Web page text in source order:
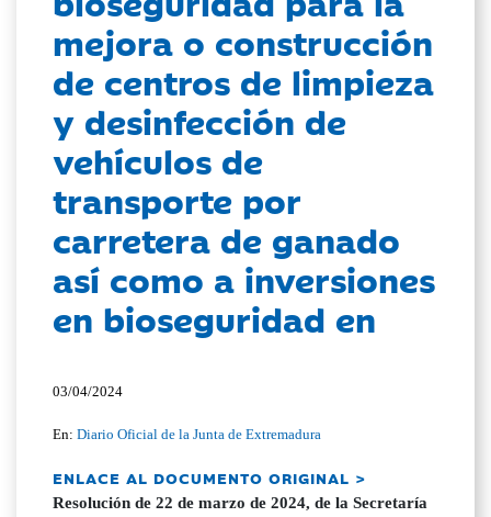
mejora o construcción
de centros de limpieza
y desinfección de
vehículos de
transporte por
carretera de ganado
así como a inversiones
en bioseguridad en
03/04/2024
En:Diario Oficial de la Junta de Extremadura
ENLACE AL DOCUMENTO ORIGINAL >
Resolución de 22 de marzo de 2024, de la Secretaría